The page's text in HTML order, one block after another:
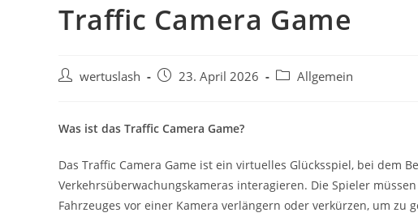
Traffic Camera Game
Beitrags-
wertuslash
Beitrag23. April 2026
Beitrags-
Allgemein
Was ist das Traffic Camera Game?
Das Traffic Camera Game ist ein virtuelles Glücksspiel, bei dem
Verkehrsüberwachungskameras interagieren. Die Spieler
Fahrzeuges vor einer Kamera verlängern oder verkürzen, um zu